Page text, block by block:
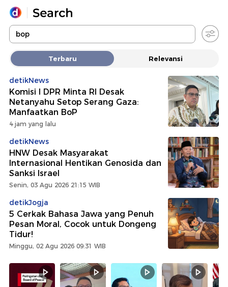
Yang sedang ramai dicari
Loading...
Promoted
Terakhir yang dicari
Terbaru Relevansi
detikNews
Komisi I DPR Minta RI Desak
Netanyahu Setop Serang Gaza:
Manfaatkan BoP
4 jam yang lalu
detikNews
HNW Desak Masyarakat
Internasional Hentikan Genosida dan
Sanksi Israel
Senin, 03 Agu 2026 21:15 WIB
detikJogja
5 Cerkak Bahasa Jawa yang Penuh
Pesan Moral, Cocok untuk Dongeng
Tidur!
Minggu, 02 Agu 2026 09:31 WIB